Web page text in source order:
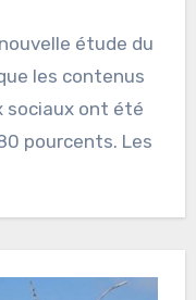
étude du
les contenus
sociaux ont été
pourcents. Les